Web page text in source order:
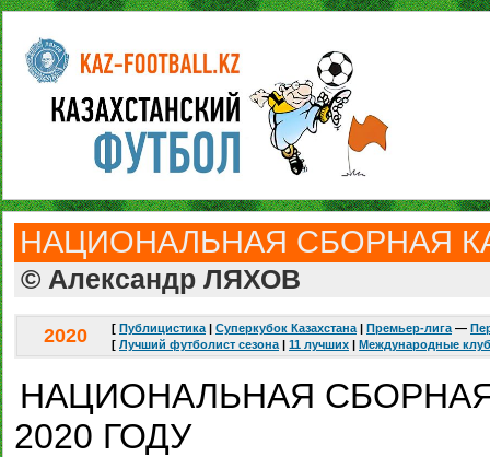
НАЦИОНАЛЬНАЯ СБОРНАЯ
© Александр ЛЯХОВ
2020 [ Публицистика | Суперкубок Казахстана | Премьер-лига —
[ Лучший футболист сезона | 11 лучших | Международные
НАЦИОНАЛЬНАЯ
2020 ГОДУ